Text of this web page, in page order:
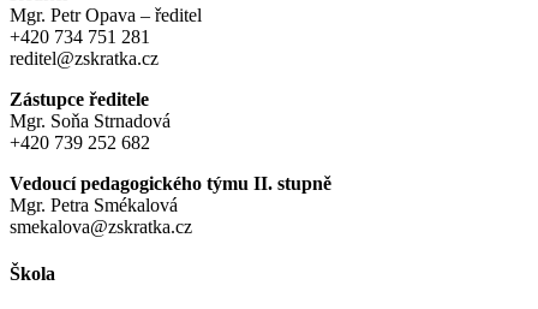
Mgr. Petr Opava – ředitel
+420 734 751 281
reditel@zskratka.cz
Zástupce ředitele
Mgr. Soňa Strnadová
+420 739 252 682
Vedoucí pedagogického týmu II. stupně
Mgr. Petra Smékalová
smekalova@zskratka.cz
Škola